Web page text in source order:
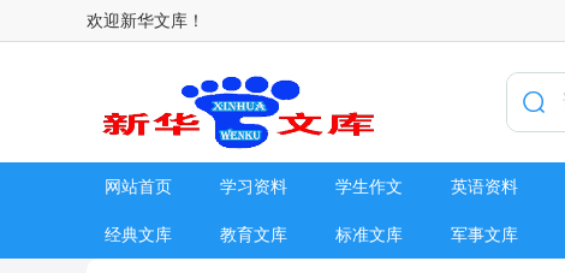
欢迎新华文库！
网站首页 学习资料 学生作文 英语资料
经典文库 教育文库 标准文库 军事文库